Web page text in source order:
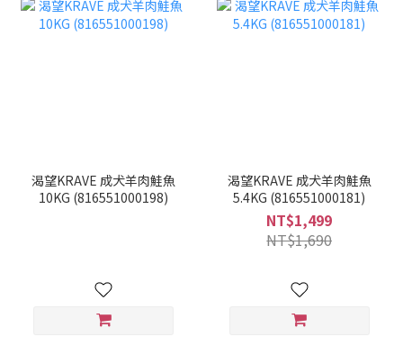
渴望KRAVE 成犬羊肉鮭魚
10KG (816551000198)
渴望KRAVE 成犬羊肉鮭魚
5.4KG (816551000181)
NT$1,499
NT$1,690